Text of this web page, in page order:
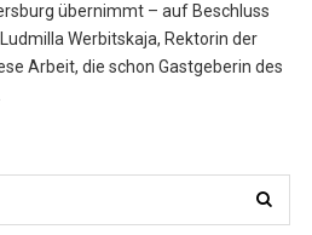
übernimmt – auf Beschluss
Werbitskaja, Rektorin der
Arbeit, die schon Gastgeberin des